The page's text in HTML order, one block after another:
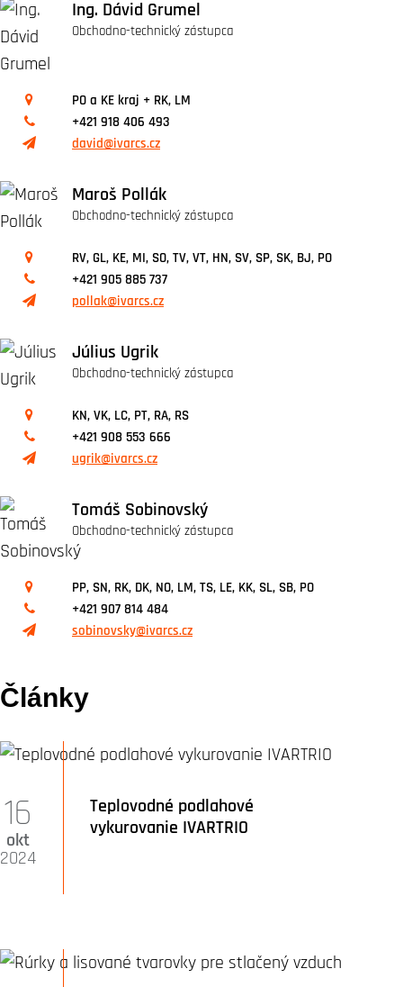
Ing. Dávid Grumel
Obchodno-technický zástupca
PO a KE kraj + RK, LM
+421 918 406 493
david@ivarcs.cz
Maroš Pollák
Obchodno-technický zástupca
RV, GL, KE, MI, SO, TV, VT, HN, SV, SP, SK, BJ, PO
+421 905 885 737
pollak@ivarcs.cz
Július Ugrik
Obchodno-technický zástupca
KN, VK, LC, PT, RA, RS
+421 908 553 666
ugrik@ivarcs.cz
Tomáš Sobinovský
Obchodno-technický zástupca
PP, SN, RK, DK, NO, LM, TS, LE, KK, SL, SB, PO
+421 907 814 484
sobinovsky@ivarcs.cz
Články
Teplovodné podlahové
vykurovanie IVARTRIO
16
okt
2024